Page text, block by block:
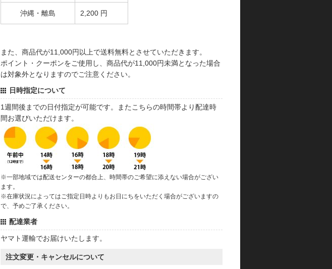
沖縄・離島 2,200 円
また、商品代が11,000円以上で送料無料とさせていただきます。
ポイント・クーポンをご使用し、商品代が11,000円未満となった場合
は対象外となりますのでご注意ください。
日時指定について
1週間後までの日付指定が可能です。またこちらの時間帯より配達時
間お選びいただけます。
※一部地域では配送センターの都合上、時間帯のご希望に添えない場合がござい
ます。
※在庫状況によってはご指定日時よりもお日にちをいただく場合がございますの
で、予めご了承ください。
配達業者
ヤマト運輸でお届けいたします。
注文変更・キャンセルについて